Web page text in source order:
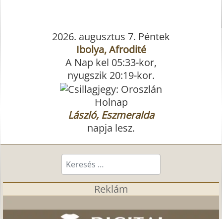
2026. augusztus 7. Péntek
Ibolya, Afrodité
A Nap kel 05:33-kor,
nyugszik 20:19-kor.
Holnap
László, Eszmeralda
napja lesz.
Keresés...
Reklám